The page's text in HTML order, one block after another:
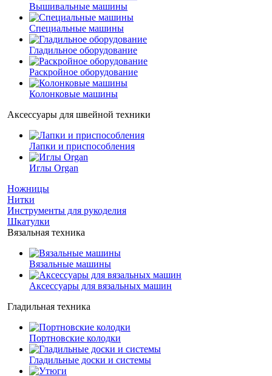
Вышивальные машины
Специальные машины
Гладильное оборудование
Раскройное оборудование
Колонковые машины
Аксессуары для швейной техники
Лапки и приспособления
Иглы Organ
Ножницы
Нитки
Инструменты для рукоделия
Шкатулки
Вязальная техника
Вязальные машины
Аксессуары для вязальных машин
Гладильная техника
Портновские колодки
Гладильные доски и системы